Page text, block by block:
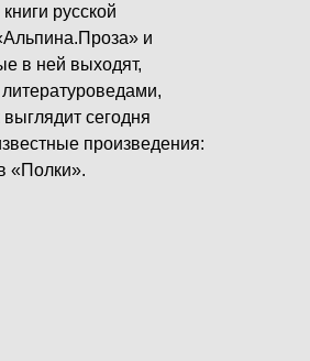
русской
и
в ней выходят,
сегодня
произведения:
«Полки».